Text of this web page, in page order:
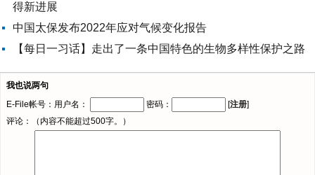
得新进展
中国太保发布2022年应对气候变化报告
【每日一习话】走出了一条中国特色的生物多样性保护之路
我也说两句
E-File帐号：用户名：
密码： [注册]
评论：（内容不能超过500字。）